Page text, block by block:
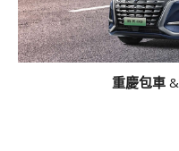
重慶包車&